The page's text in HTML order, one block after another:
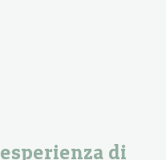
di